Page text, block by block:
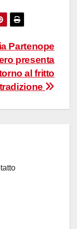
Partenope
presenta
al fritto